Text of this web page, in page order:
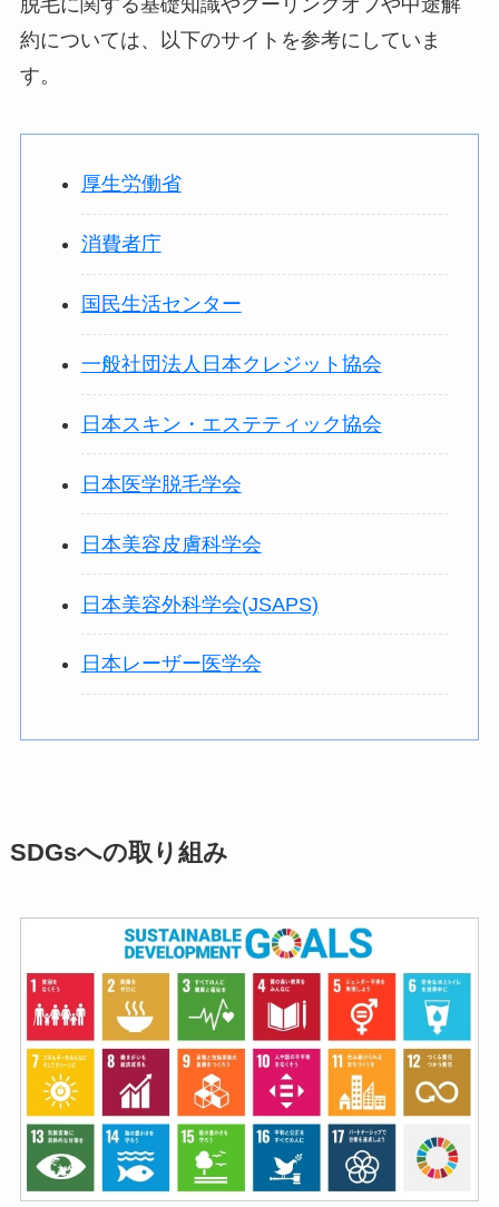
脱毛に関する基礎知識やクーリングオフや中途解
約については、以下のサイトを参考にしていま
す。
厚生労働省
消費者庁
国民生活センター
一般社団法人日本クレジット協会
日本スキン・エステティック協会
日本医学脱毛学会
日本美容皮膚科学会
日本美容外科学会(JSAPS)
日本レーザー医学会
SDGsへの取り組み